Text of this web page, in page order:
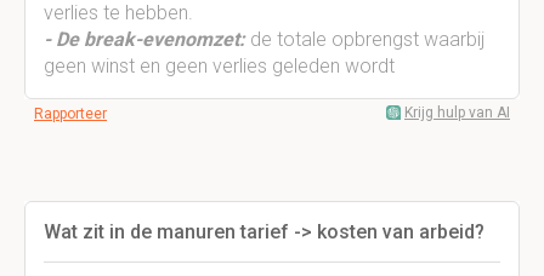
verlies te hebben.
- De break-evenomzet:de totale opbrengst waarbij
geen winst en geen verlies geleden wordt
Rapporteer Krijg hulp van AI
Wat zit in de manuren tarief -> kosten van arbeid?